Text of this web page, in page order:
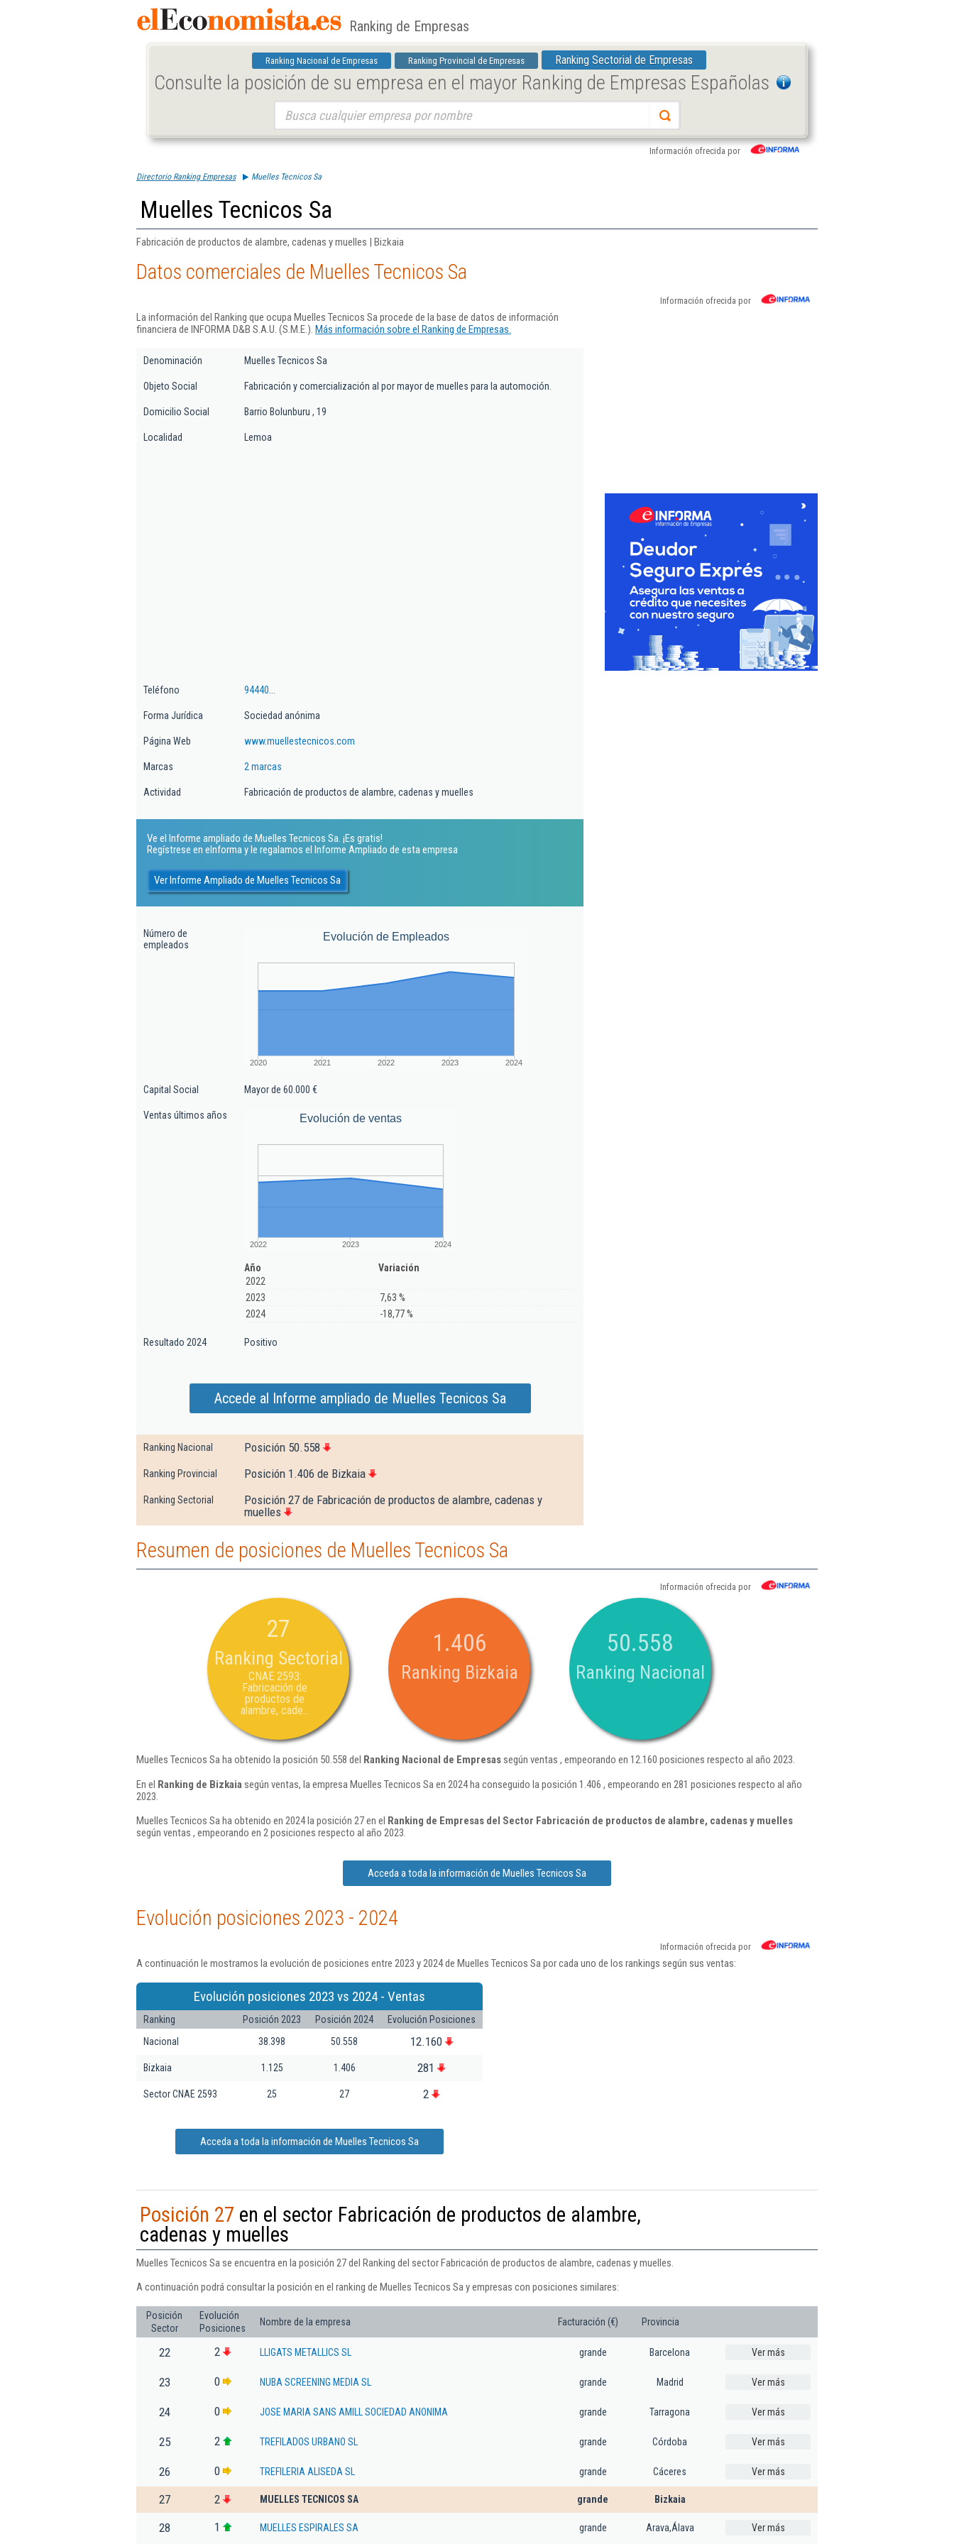
Ranking de Empresas
Ranking Nacional de Empresas Ranking Provincial de Empresas Ranking Sectorial de Empresas
Consulte la posición de su empresa en el mayor Ranking de Empresas Españolas
Información ofrecida por
Directorio Ranking Empresas Muelles Tecnicos Sa
Muelles Tecnicos Sa
Fabricación de productos de alambre, cadenas y muelles | Bizkaia
Datos comerciales de Muelles Tecnicos Sa
Información ofrecida por
La información del Ranking que ocupa Muelles Tecnicos Sa procede de la base de datos de información
financiera de INFORMA D&B S.A.U. (S.M.E.). Más información sobre el Ranking de Empresas.
Denominación Muelles Tecnicos Sa
Objeto Social Fabricación y comercialización al por mayor de muelles para la automoción.
Domicilio Social Barrio Bolunburu , 19
Localidad Lemoa
Teléfono 94440...
Forma Jurídica Sociedad anónima
Página Web www.muellestecnicos.com
Marcas 2 marcas
Actividad Fabricación de productos de alambre, cadenas y muelles
Ve el Informe ampliado de Muelles Tecnicos Sa. ¡Es gratis!
Regístrese en eInforma y le regalamos el Informe Ampliado de esta empresa
Ver Informe Ampliado de Muelles Tecnicos Sa
Número de
empleados
Evolución de Empleados
2020 2021 2022 2023 2024
Capital Social Mayor de 60.000 €
Ventas últimos años Evolución de ventas
2022 2023 2024
Año
Variación
2022
2023
7,63 %
2024
-18,77 %
Resultado 2024 Positivo
Accede al Informe ampliado de Muelles Tecnicos Sa
Ranking Nacional Posición 50.558
Ranking Provincial Posición 1.406 de Bizkaia
Ranking Sectorial
Posición 27 de Fabricación de productos de alambre, cadenas y
muelles
Resumen de posiciones de Muelles Tecnicos Sa
Información ofrecida por
27
Ranking Sectorial
CNAE 2593:
Fabricación de
productos de
alambre, cade...
1.406
Ranking Bizkaia
50.558
Ranking Nacional
Muelles Tecnicos Sa ha obtenido la posición 50.558 del Ranking Nacional de Empresassegún ventas , empeorando en 12.160 posiciones respecto al año 2023.
En el Ranking de Bizkaia según ventas, la empresa Muelles Tecnicos Sa en 2024 ha conseguido la posición 1.406 , empeorando en 281 posiciones respecto al año
2023.
Muelles Tecnicos Sa ha obtenido en 2024 la posición 27 en el Ranking de Empresas del Sector Fabricación de productos de alambre, cadenas y muelles
según ventas , empeorando en 2 posiciones respecto al año 2023.
Acceda a toda la información de Muelles Tecnicos Sa
Evolución posiciones 2023 - 2024
Información ofrecida por
A continuación le mostramos la evolución de posiciones entre 2023 y 2024 de Muelles Tecnicos Sa por cada uno de los rankings según sus ventas:
Evolución posiciones 2023 vs 2024 - Ventas
Ranking Posición 2023 Posición 2024
Evolución Posiciones
Nacional
38.398 50.558 12.160
Bizkaia 1.125 1.406 281
Sector CNAE 2593 25 27 2
Acceda a toda la información de Muelles Tecnicos Sa
Posición 27 en el sector Fabricación de productos de alambre,
cadenas y muelles
Muelles Tecnicos Sa se encuentra en la posición 27 del Ranking del sector Fabricación de productos de alambre, cadenas y muelles.
A continuación podrá consultar la posición en el ranking de Muelles Tecnicos Sa y empresas con posiciones similares:
Posición
Sector
Evolución
Posiciones
Nombre de la empresa Facturación (€) Provincia
22 2 LLIGATS METALLICS SL grande Barcelona Ver más
23 0 NUBA SCREENING MEDIA SL grande Madrid Ver más
24 0 JOSE MARIA SANS AMILL SOCIEDAD ANONIMA grande Tarragona Ver más
25 2 TREFILADOS URBANO SL grande Córdoba Ver más
26 0 TREFILERIA ALISEDA SL grande Cáceres Ver más
27 2 MUELLES TECNICOS SA grande Bizkaia
28 1 MUELLES ESPIRALES SA grande Arava,Álava Ver más